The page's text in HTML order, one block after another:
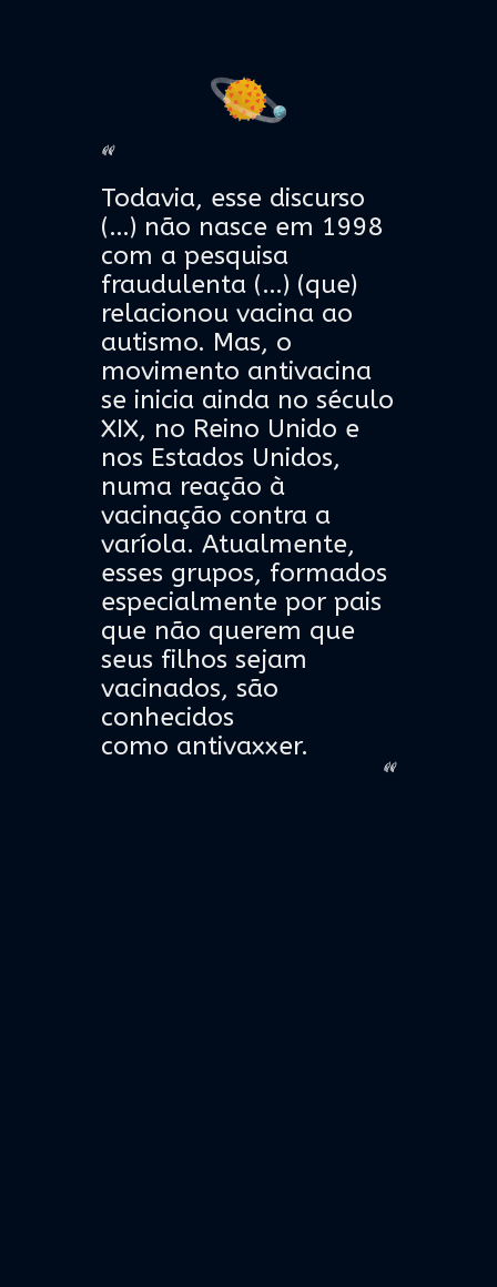
“
Todavia, esse discurso
(…) não nasce em 1998
com a pesquisa
fraudulenta (…) (que)
relacionou vacina ao
autismo. Mas, o
movimento antivacina
se inicia ainda no século
XIX, no Reino Unido e
nos Estados Unidos,
numa reação à
vacinação contra a
varíola. Atualmente,
esses grupos, formados
especialmente por pais
que não querem que
seus filhos sejam
vacinados, são
conhecidos
como antivaxxer.
“